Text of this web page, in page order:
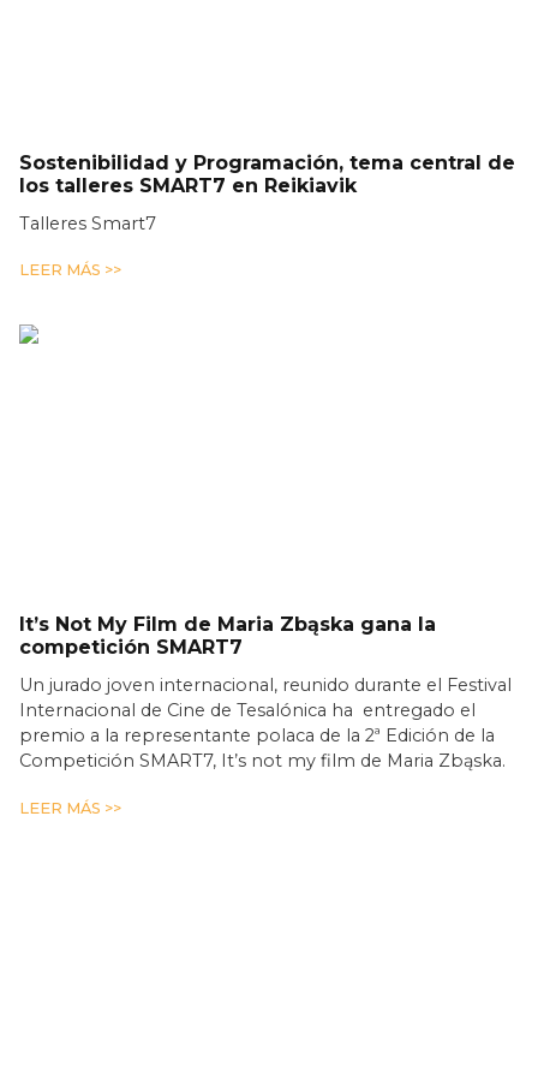
Sostenibilidad y Programación, tema central de
los talleres SMART7 en Reikiavik
Talleres Smart7
LEER MÁS >>
It’s Not My Film de Maria Zbąska gana la
competición SMART7
Un jurado joven internacional, reunido durante el Festival
Internacional de Cine de Tesalónica ha entregado el
premio a la representante polaca de la 2ª Edición de la
Competición SMART7, It’s not my film de Maria Zbąska.
LEER MÁS >>